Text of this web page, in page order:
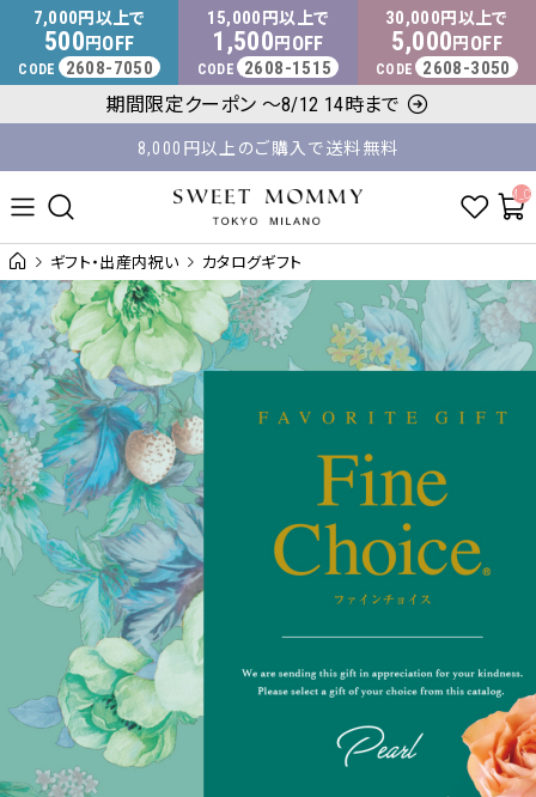
マタニティウェア・授乳服のスウィートマミー
7,000円以上で
500円OFF
CODE 2608-7050
15,000 円以上で
1,500 円 OFF
CODE 2608-1515
30,000 円以上で
5,000 円 OFF
CODE 2608-3050
期間限定クーポン ～8/12 14時まで
平日14時 / 土日祝12時まで のご注文で当日出荷！
8,000円以上のご購入で送料無料
ギフト・出産内祝い カタログギフト